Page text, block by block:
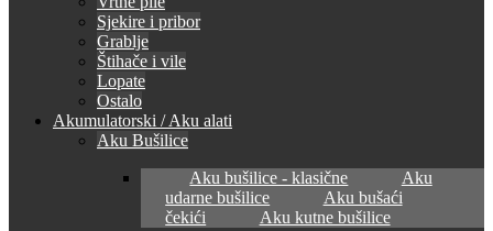
Sjekire i pribor
Grablje
Štihače i vile
Lopate
Ostalo
Akumulatorski / Aku alati
Aku Bušilice
Aku bušilice - klasične
Aku
udarne bušilice
Aku bušaći
čekići
Aku kutne bušilice